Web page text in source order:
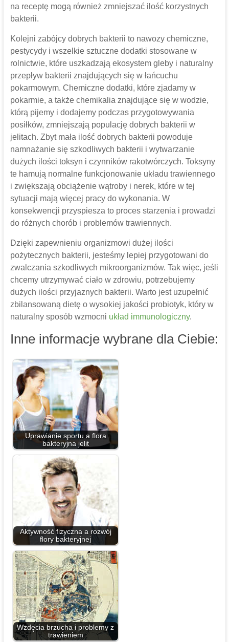
na receptę mogą również zmniejszać ilość korzystnych
bakterii.
Kolejni zabójcy dobrych bakterii to nawozy chemiczne,
pestycydy i wszelkie sztuczne dodatki stosowane w
rolnictwie, które uszkadzają ekosystem gleby i naturalny
przepływ bakterii znajdujących się w łańcuchu
pokarmowym. Chemiczne dodatki, które zjadamy w
pokarmie, a także chemikalia znajdujące się w wodzie,
którą pijemy i dodajemy podczas przygotowywania
posiłków, zmniejszają populację dobrych bakterii w
jelitach. Zbyt mała ilość dobrych bakterii powoduje
namnażanie się szkodliwych bakterii i wytwarzanie
dużych ilości toksyn i czynników rakotwórczych. Toksyny
te hamują normalne funkcjonowanie układu trawiennego
i zwiększają obciążenie wątroby i nerek, które w tej
sytuacji mają więcej pracy do wykonania. W
konsekwencji przyspiesza to proces starzenia i prowadzi
do różnych chorób i problemów trawiennych.
Dzięki zapewnieniu organizmowi dużej ilości
pożytecznych bakterii, jesteśmy lepiej przygotowani do
zwalczania szkodliwych mikroorganizmów. Tak więc, jeśli
chcemy utrzymywać ciało w zdrowiu, potrzebujemy
dużych ilości przyjaznych bakterii. Warto jest uzupełnić
zbilansowaną dietę o wysokiej jakości probiotyk, który w
naturalny sposób wzmocni układ immunologiczny.
Inne informacje wybrane dla Ciebie:
Uprawianie sportu a flora
bakteryjna jelit
Aktywność fizyczna a rozwój
flory bakteryjnej
Wzdęcia brzucha i problemy z
trawieniem